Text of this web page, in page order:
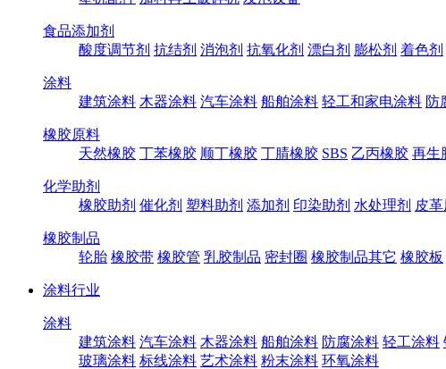
食品添加剂
酸度调节剂 抗结剂 消泡剂 抗氧化剂 漂白剂 膨松剂 着色剂
涂料
建筑涂料 木器涂料 汽车涂料 船舶涂料 轻工和家电涂料 防
橡胶原料
天然橡胶 丁苯橡胶 顺丁橡胶 丁腈橡胶 SBS 乙丙橡胶 再生
化学助剂
橡胶助剂 催化剂 塑料助剂 添加剂 印染助剂 水处理剂 皮革
橡胶制品
轮胎 橡胶带 橡胶管 乳胶制品 密封圈 橡胶制品其它 橡胶板
涂料行业
涂料
建筑涂料 汽车涂料 木器涂料 船舶涂料 防腐涂料 轻工涂料
玻璃涂料 标线涂料 艺术涂料 粉末涂料 环氧涂料